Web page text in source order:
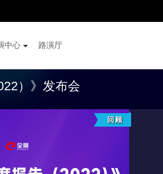
抖音号 快手号 喜马拉雅
中心 路演厅
）》发布会
回顾